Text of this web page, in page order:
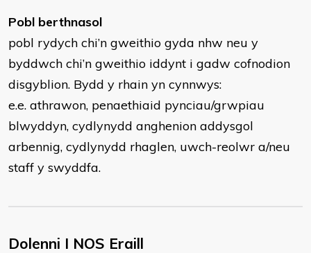
Pobl berthnasol
pobl rydych chi’n gweithio gyda nhw neu y
byddwch chi’n gweithio iddynt i gadw cofnodion
disgyblion. Bydd y rhain yn cynnwys:
e.e. athrawon, penaethiaid pynciau/grwpiau
blwyddyn, cydlynydd anghenion addysgol
arbennig, cydlynydd rhaglen, uwch-reolwr a/neu
staff y swyddfa.
Dolenni I NOS Eraill